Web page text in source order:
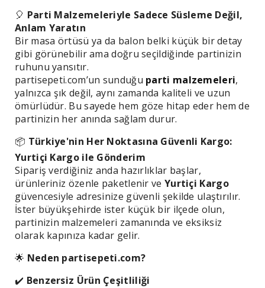
🎈 Parti Malzemeleriyle Sadece Süsleme Değil,
Anlam Yaratın
Bir masa örtüsü ya da balon belki küçük bir detay
gibi görünebilir ama doğru seçildiğinde partinizin
ruhunu yansıtır.
partisepeti.com’un sunduğu parti malzemeleri,
yalnızca şık değil, aynı zamanda kaliteli ve uzun
ömürlüdür. Bu sayede hem göze hitap eder hem de
partinizin her anında sağlam durur.
📦 Türkiye'nin Her Noktasına Güvenli Kargo:
Yurtiçi Kargo ile Gönderim
Sipariş verdiğiniz anda hazırlıklar başlar,
ürünleriniz özenle paketlenir ve Yurtiçi Kargo
güvencesiyle adresinize güvenli şekilde ulaştırılır.
İster büyükşehirde ister küçük bir ilçede olun,
partinizin malzemeleri zamanında ve eksiksiz
olarak kapınıza kadar gelir.
🌟 Neden partisepeti.com?
✔ Benzersiz Ürün Çeşitliliği